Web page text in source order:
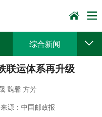
综合新闻
普遍服务
一线风采
联运体系再升级
魏馨 方芳
源： 中国邮政报